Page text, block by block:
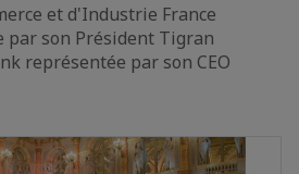
et d'Industrie France
par son Président Tigran
représentée par son CEO